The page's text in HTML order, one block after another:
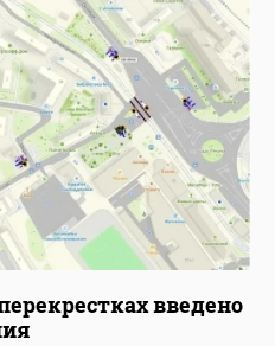
введено